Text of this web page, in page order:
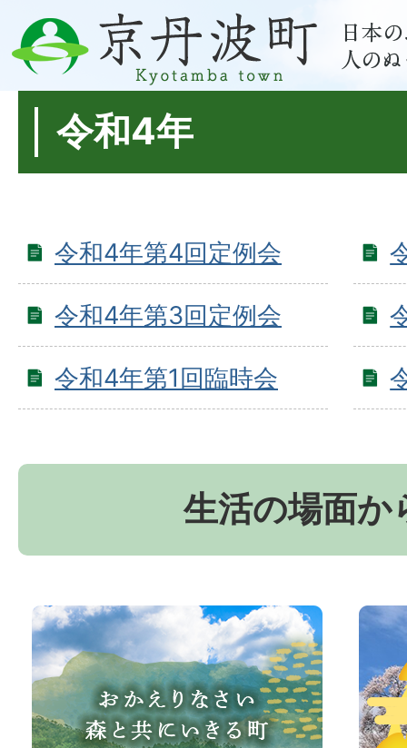
令和4年
令和4年第4回定例会
令和4年第3回定例会
令和4年第1回臨時会
生活の場面か
お
か
え
り
京
波
町